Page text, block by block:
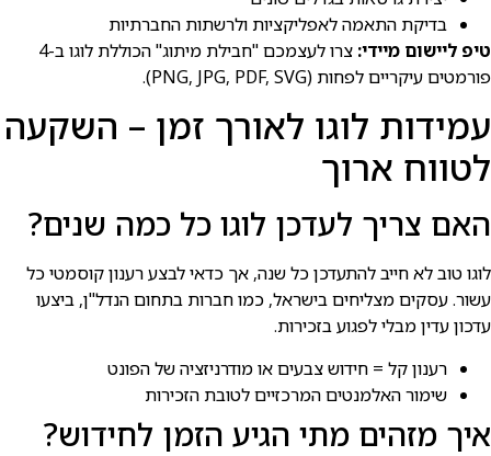
בדיקת התאמה לאפליקציות ולרשתות החברתיות
טיפ ליישום מיידי:
צרו לעצמכם "חבילת מיתוג" הכוללת לוגו ב-4
פורמטים עיקריים לפחות (PNG, JPG, PDF, SVG).
עמידות לוגו לאורך זמן – השקעה
לטווח ארוך
האם צריך לעדכן לוגו כל כמה שנים?
לוגו טוב לא חייב להתעדכן כל שנה, אך כדאי לבצע רענון קוסמטי כל
עשור. עסקים מצליחים בישראל, כמו חברות בתחום הנדל"ן, ביצעו
עדכון עדין מבלי לפגוע בזכירות.
רענון קל = חידוש צבעים או מודרניזציה של הפונט
שימור האלמנטים המרכזיים לטובת הזכירות
איך מזהים מתי הגיע הזמן לחידוש?